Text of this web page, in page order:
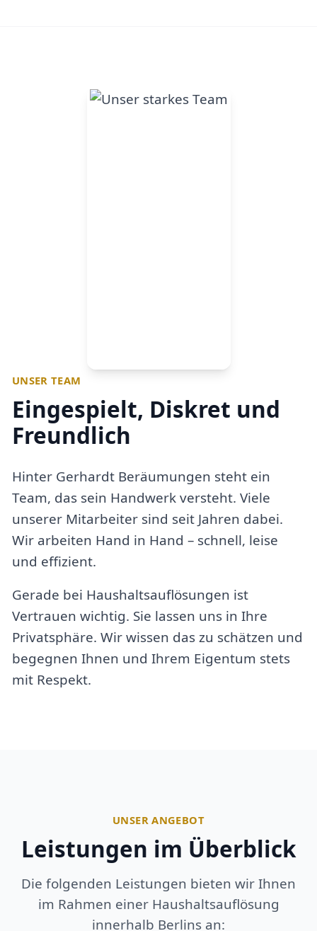
UNSER TEAM
Eingespielt, Diskret und
Freundlich
Hinter Gerhardt Beräumungen steht ein
Team, das sein Handwerk versteht. Viele
unserer Mitarbeiter sind seit Jahren dabei.
Wir arbeiten Hand in Hand – schnell, leise
und effizient.
Gerade bei Haushaltsauflösungen ist
Vertrauen wichtig. Sie lassen uns in Ihre
Privatsphäre. Wir wissen das zu schätzen und
begegnen Ihnen und Ihrem Eigentum stets
mit Respekt.
UNSER ANGEBOT
Leistungen im Überblick
Die folgenden Leistungen bieten wir Ihnen
im Rahmen einer Haushaltsauflösung
innerhalb Berlins an: